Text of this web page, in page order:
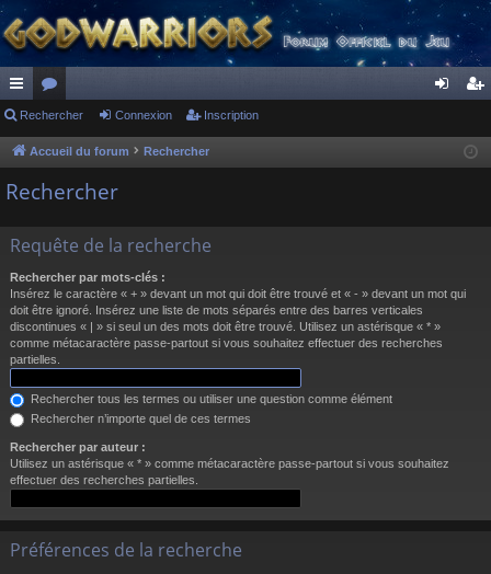
ac
co
ur
s
or
u
m
cri
Rechercher Connexion Inscription
Accueil du forum Rechercher
Rechercher
Requête de la recherche
Rechercher par mots-clés :
Insérez le caractère « + » devant un mot qui doit être trouvé et « - » devant un mot qui
doit être ignoré. Insérez une liste de mots séparés entre des barres verticales
discontinues « | » si seul un des mots doit être trouvé. Utilisez un astérisque « * »
comme métacaractère passe-partout si vous souhaitez effectuer des recherches
partielles.
Rechercher tous les termes ou utiliser une question comme élément
Rechercher n’importe quel de ces termes
Rechercher par auteur :
Utilisez un astérisque « * » comme métacaractère passe-partout si vous souhaitez
effectuer des recherches partielles.
Préférences de la recherche